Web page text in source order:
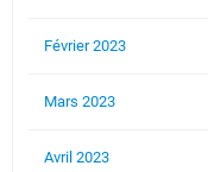
Février 2023
Mars 2023
Avril 2023